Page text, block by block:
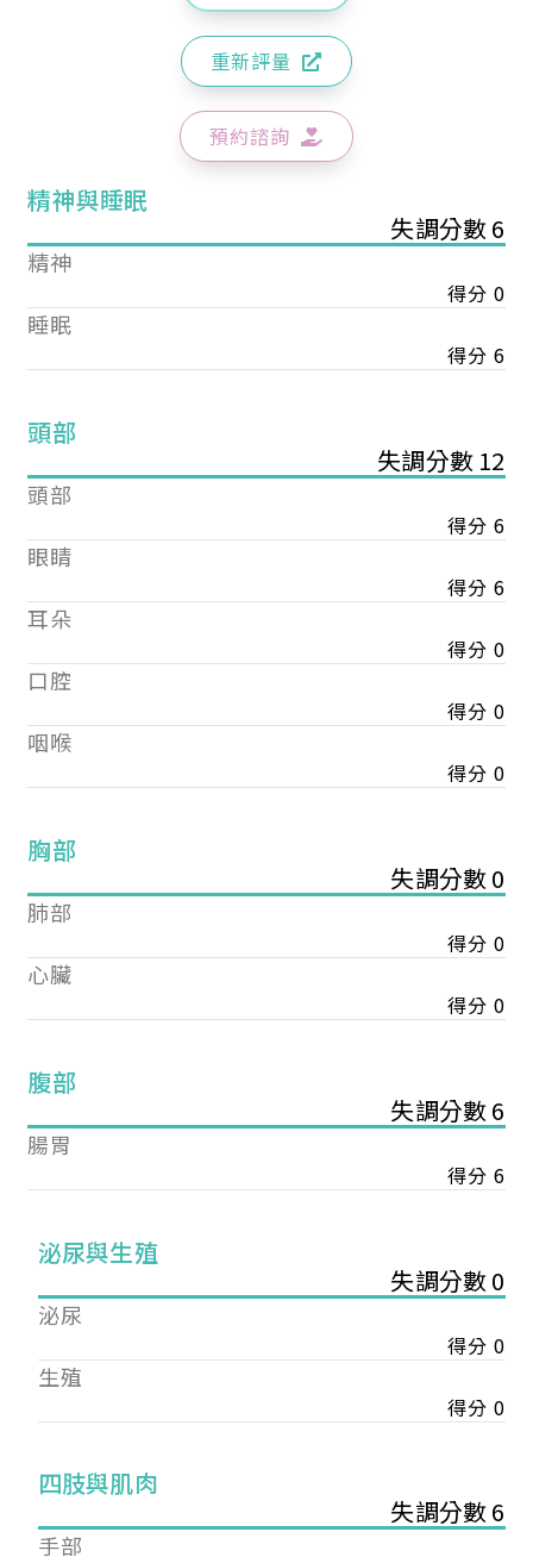
重新評量
預約諮詢
精神與睡眠
失調分數 6
精神
得分 0
睡眠
得分 6
頭部
失調分數 12
頭部
得分 6
眼睛
得分 6
耳朵
得分 0
口腔
得分 0
咽喉
得分 0
胸部
失調分數 0
肺部
得分 0
心臟
得分 0
腹部
失調分數 6
腸胃
得分 6
泌尿與生殖
失調分數 0
泌尿
得分 0
生殖
得分 0
四肢與肌肉
失調分數 6
手部
您已成功送出會員申請
您好，您的會員申請，已成功送出，經本協會理事